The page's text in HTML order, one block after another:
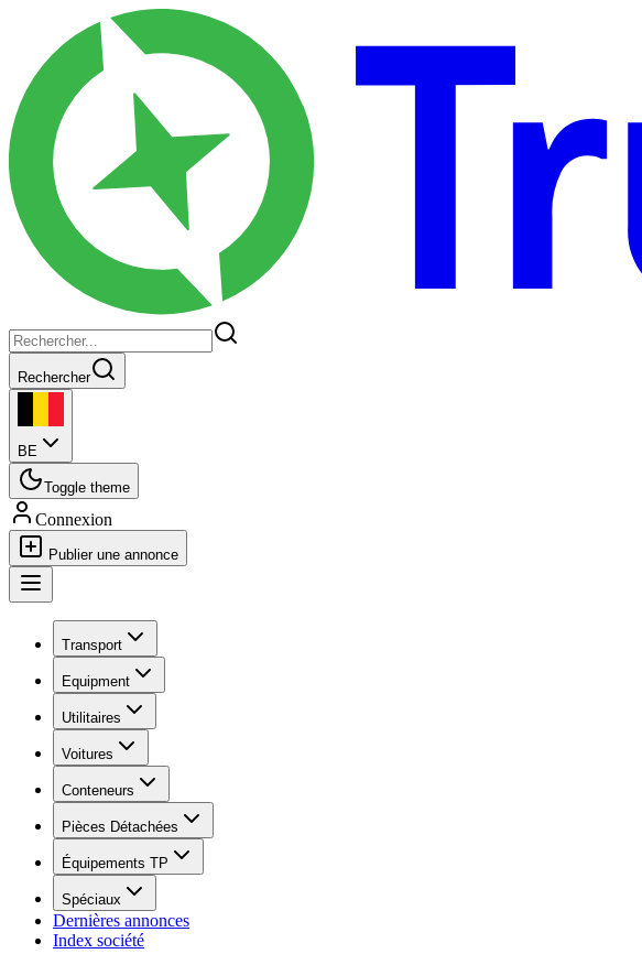
Rechercher
BE
Toggle theme
Connexion
Publier une annonce
Transport
Equipment
Utilitaires
Voitures
Conteneurs
Pièces Détachées
Équipements TP
Spéciaux
Dernières annonces
Index société